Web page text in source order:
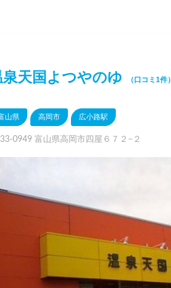
泉天国よつやのゆ （口コミ1件）
山県 高岡市 広小路駅
0949 富山県高岡市四屋６７２−２